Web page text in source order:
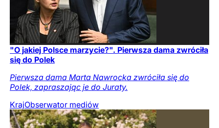
"O jakiej Polsce marzycie?". Pierwsza dama zwróciła
się do Polek
Pierwsza dama Marta Nawrocka zwróciła się do
Polek, zapraszając je do Juraty.
KrajObserwator mediów